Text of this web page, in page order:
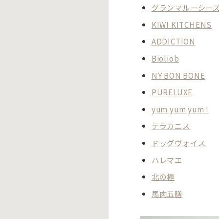
グランマルーシー
KIWI KITCHENS
ADDICTION
Bioliob
NY BON BONE
PURELUXE
yum yum yum !
テラカニス
ドッグヴォイス
ハレマエ
北の極
馬肉五膳